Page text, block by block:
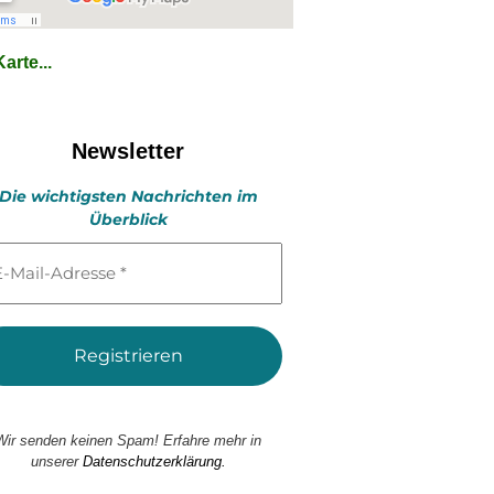
Newsletter
Die wichtigsten Nachrichten im
Überblick
senden keinen Spam! Erfahre mehr in
unserer Datenschutzerklärung.